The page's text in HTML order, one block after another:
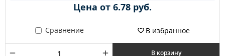
Цена от 6.78 руб.
Сравнение В избранное
В корзину